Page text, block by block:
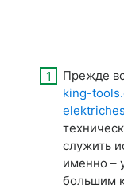
Прежде
king-
служить
именно –
большим